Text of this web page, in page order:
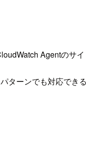
Agentのサイ
ーンでも対応でき